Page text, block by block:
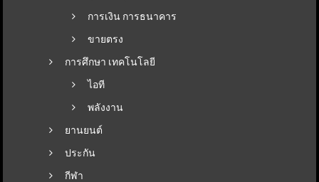
การเงิน การธนาคาร
ขายตรง
การศึกษา เทคโนโลยี
ไอที
พลังงาน
ยานยนต์
ประกัน
กีฬา